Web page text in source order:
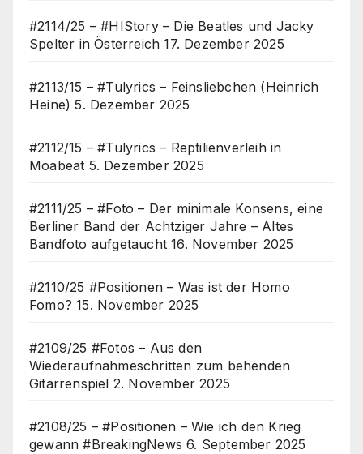
#2114/25 – #HIStory – Die Beatles und Jacky
Spelter in Österreich 17. Dezember 2025
#2113/15 – #Tulyrics – Feinsliebchen (Heinrich
Heine) 5. Dezember 2025
#2112/15 – #Tulyrics – Reptilienverleih in
Moabeat 5. Dezember 2025
#2111/25 – #Foto – Der minimale Konsens, eine
Berliner Band der Achtziger Jahre – Altes
Bandfoto aufgetaucht 16. November 2025
#2110/25 #Positionen – Was ist der Homo
Fomo? 15. November 2025
#2109/25 #Fotos – Aus den
Wiederaufnahmeschritten zum behenden
Gitarrenspiel 2. November 2025
#2108/25 – #Positionen – Wie ich den Krieg
gewann #BreakingNews 6. September 2025